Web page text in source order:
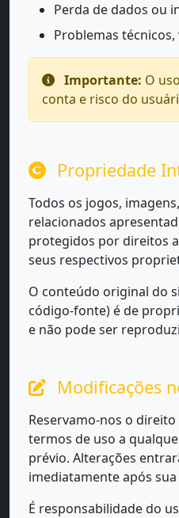
Perda de dados ou
Problemas
Importante: O
conta e risco do
Propriedade
Todos os jogos,
relacionados
protegidos por direitos
seus respectivos
O conteúdo original do
código-fonte) é de
e não pode ser
Modificações
Reservamo-nos o
termos de uso a
prévio. Alterações
imediatamente após
É responsabilidade do